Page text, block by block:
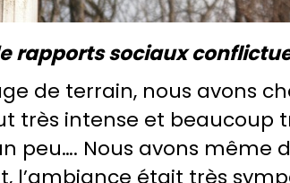
rapports sociaux
de terrain, nous avons
très intense et beaucoup
peu…. Nous avons même
l’ambiance était très